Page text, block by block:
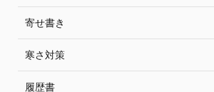
寄せ書き
寒さ対策
履歴書